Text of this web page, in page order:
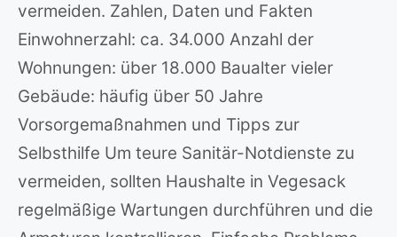
vermeiden. Zahlen, Daten und Fakten
Einwohnerzahl: ca. 34.000 Anzahl der
Wohnungen: über 18.000 Baualter vieler
Gebäude: häufig über 50 Jahre
Vorsorgemaßnahmen und Tipps zur
Selbsthilfe Um teure Sanitär-Notdienste zu
vermeiden, sollten Haushalte in Vegesack
regelmäßige Wartungen durchführen und die